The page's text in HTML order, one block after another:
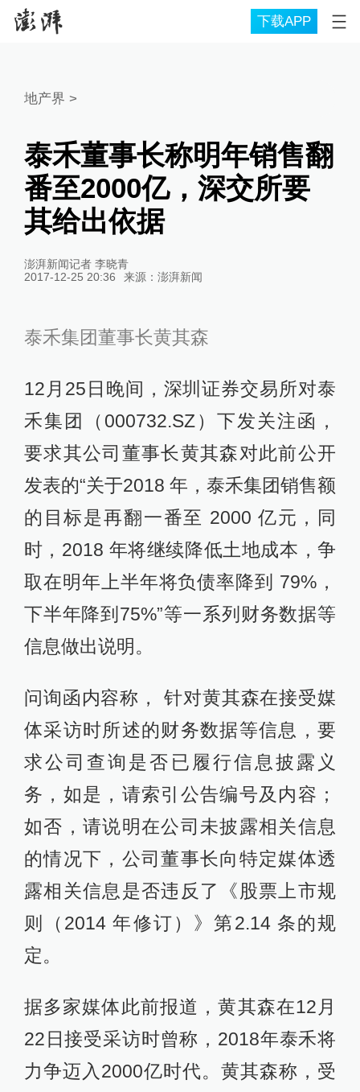
下载APP
地产界 >
泰禾董事长称明年销售翻
番至2000亿，深交所要
其给出依据
澎湃新闻记者 李晓青
2017-12-25 20:36
来源： 澎湃新闻
泰禾集团董事长黄其森
12月25日晚间，深圳证券交易所对泰
禾集团（000732.SZ）下发关注函，
要求其公司董事长黄其森对此前公开
发表的“关于2018 年，泰禾集团销售额
的目标是再翻一番至 2000 亿元，同
时，2018 年将继续降低土地成本，争
取在明年上半年将负债率降到 79%，
下半年降到75%”等一系列财务数据等
信息做出说明。
问询函内容称， 针对黄其森在接受媒
体采访时所述的财务数据等信息，要
求公司查询是否已履行信息披露义
务，如是，请索引公告编号及内容；
如否，请说明在公司未披露相关信息
的情况下，公司董事长向特定媒体透
露相关信息是否违反了《股票上市规
则（2014 年修订）》第2.14 条的规
定。
据多家媒体此前报道，黄其森在12月
22日接受采访时曾称，2018年泰禾将
力争迈入2000亿时代。黄其森称，受